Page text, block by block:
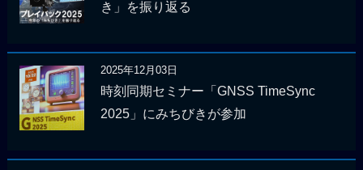
き」を振り返る
2025年12月03日
時刻同期セミナー「GNSS TimeSync
2025」にみちびきが参加